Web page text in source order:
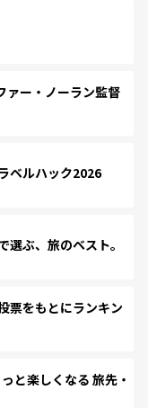
ー・ノーラン監督
ベルハック2026
ぶ、旅のベスト。
票をもとにランキン
と楽しくなる 旅先・